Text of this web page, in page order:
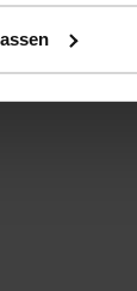
Contact